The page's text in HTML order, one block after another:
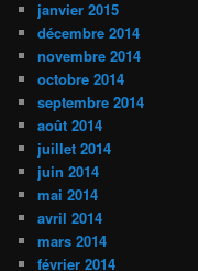
janvier 2015
décembre 2014
novembre 2014
octobre 2014
septembre 2014
août 2014
juillet 2014
juin 2014
mai 2014
avril 2014
mars 2014
février 2014